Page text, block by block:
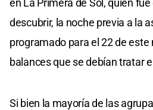
descubrir, la noche previa a la
programado para el 22 de este
balances que se debían tratar
Si bien la mayoría de las